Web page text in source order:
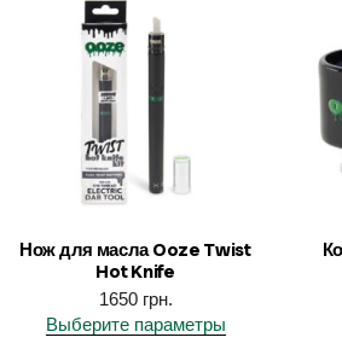
Нож для масла Ooze Twist
Hot Knife
1650 грн.
Выберите параметры